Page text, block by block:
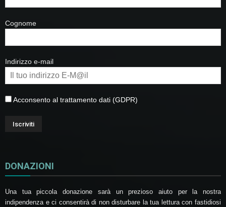
Cognome
Indirizzo e-mail
Acconsento al trattamento dati (GDPR)
DONAZIONI
Una tua piccola donazione sarà un prezioso aiuto per la nostra
indipendenza e ci consentirà di non disturbare la tua lettura con fastidiosi